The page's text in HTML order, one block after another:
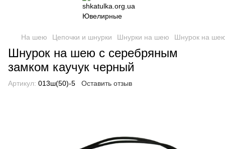
На шею Цепочки и шнурки Шнурки на шею Шнурок на
Шнурок на шею с серебряным
замком каучук черный
Артикул: 013ш(50)-5 Оставить отзыв